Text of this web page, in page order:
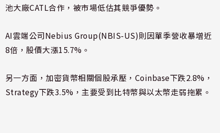
池大廠CATL合作，被市場低估其競爭優勢。
AI雲端公司Nebius Group(NBIS-US)則因單季營收暴增近
8倍，股價大漲15.7%。
另一方面，加密貨幣相關個股承壓， Coinbase下跌2.8%，
Strategy下跌3.5%，主要受到比特幣與以太幣走弱拖累。